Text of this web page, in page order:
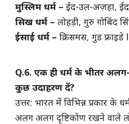
मुस्लिम धर्म – ईद-उल-अज़हा, ईद
सिख धर्म – लोहड़ी, गुरु गोबिंद
ईसाई धर्म – क्रिसमस, गुड फ्राइडे l
Q.6. एक ही धर्म के भीतर
कुछ उदाहरण दें?
उत्तर: भारत में विभिन्न प्रकार के
अलग अलग दृष्टिकोण रखने वाले